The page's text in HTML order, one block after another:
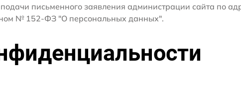
письменного заявления администрации сайта по
№ 152-ФЗ "О персональных данных".